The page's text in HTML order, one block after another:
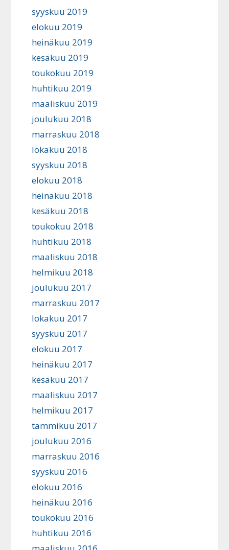
syyskuu 2019
elokuu 2019
heinäkuu 2019
kesäkuu 2019
toukokuu 2019
huhtikuu 2019
maaliskuu 2019
joulukuu 2018
marraskuu 2018
lokakuu 2018
syyskuu 2018
elokuu 2018
heinäkuu 2018
kesäkuu 2018
toukokuu 2018
huhtikuu 2018
maaliskuu 2018
helmikuu 2018
joulukuu 2017
marraskuu 2017
lokakuu 2017
syyskuu 2017
elokuu 2017
heinäkuu 2017
kesäkuu 2017
maaliskuu 2017
helmikuu 2017
tammikuu 2017
joulukuu 2016
marraskuu 2016
syyskuu 2016
elokuu 2016
heinäkuu 2016
toukokuu 2016
huhtikuu 2016